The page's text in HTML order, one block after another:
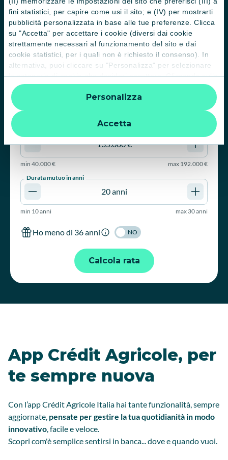
fini statistici, per capire come usi il sito; e (IV) per mostrarti
pubblicità personalizzata in base alle tue preferenze. Clicca
su "Accetta" per accettare i cookie (diversi dai cookie
strettamente necessari al funzionamento del sito e dai
cookie statistici, per i quali non è richiesto il consenso). In
alternativa, puoi cliccare su "Personalizza" per selezionare
le categorie di cookie che desideri accettare. Cliccando sulla
“X” le impostazioni predefinite vengono lasciate invariate e
quindi la navigazione può continuare senza cookie o altri
strumenti di tracciamento diversi da quelli tecnici. Per
ulteriori informazioni:
informativa privacy
Accetta
Personalizza
TASSO FISSO a partire da 2,90% TAEG a partire da 3,14%
Per cosa vuoi richiedere un mutuo?
Acquisto
Valore immobile
min 40.000 € max 192.000 €
Durata mutuo in anni
min 10 anni max 30 anni
Ho meno di 36 anni NO
Calcola rata
App Crédit Agricole, per
te sempre nuova
Con l’app Crédit Agricole Italia hai tante funzionalità, sempre
aggiornate, pensate per gestire la tua quotidianità in modo
innovativo, facile e veloce.
Scopri com'è semplice sentirsi in banca... dove e quando vuoi.